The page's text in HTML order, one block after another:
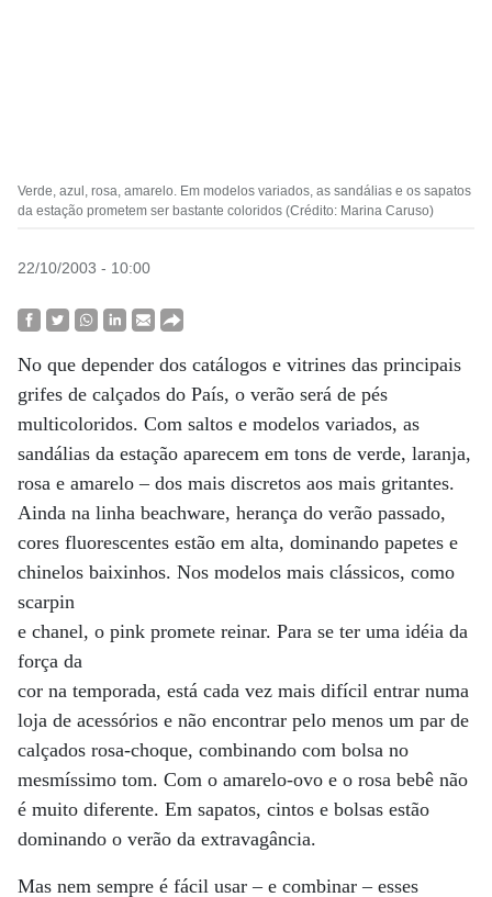
Verde, azul, rosa, amarelo. Em modelos variados, as sandálias e os sapatos
da estação prometem ser bastante coloridos (Crédito: Marina Caruso)
22/10/2003 - 10:00
No que depender dos catálogos e vitrines das principais
grifes de calçados do País, o verão será de pés
multicoloridos. Com saltos e modelos variados, as
sandálias da estação aparecem em tons de verde, laranja,
rosa e amarelo – dos mais discretos aos mais gritantes.
Ainda na linha beachware, herança do verão passado,
cores fluorescentes estão em alta, dominando papetes e
chinelos baixinhos. Nos modelos mais clássicos, como
scarpin
e chanel, o pink promete reinar. Para se ter uma idéia da
força da
cor na temporada, está cada vez mais difícil entrar numa
loja de acessórios e não encontrar pelo menos um par de
calçados rosa-choque, combinando com bolsa no
mesmíssimo tom. Com o amarelo-ovo e o rosa bebê não
é muito diferente. Em sapatos, cintos e bolsas estão
dominando o verão da extravagância.
Mas nem sempre é fácil usar – e combinar – esses